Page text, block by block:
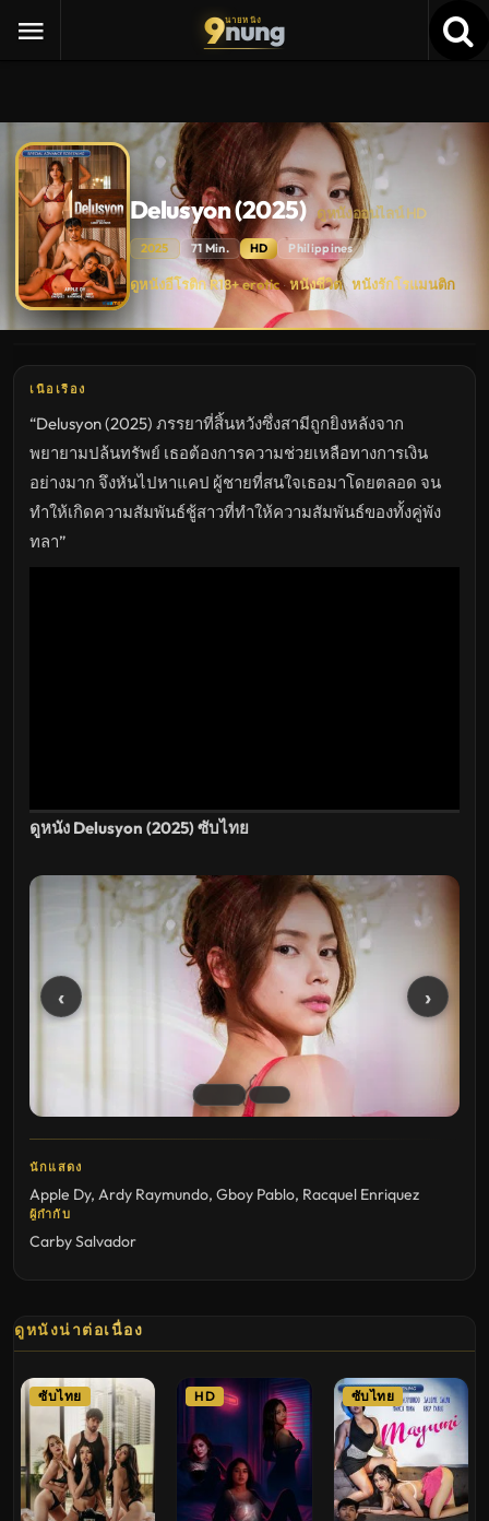
9นายหนัง
nung
Delusyon (2025) ดูหนังออนไลน์ HD
2025 71 Min. HD Philippines
Delusyon
(2025)
หนัง
ไทย
เต็ม
เรื่อง
HD
อัปเดต
ล่าสุด
ดูหนังอีโรติก R18+ erotic · หนังชีวิต · หนังรักโรแมนติก
เนื้อเรื่อง
“Delusyon (2025) ภรรยาที่สิ้นหวังซึ่งสามีถูกยิงหลังจาก
พยายามปล้นทรัพย์ เธอต้องการความช่วยเหลือทางการเงิน
อย่างมาก จึงหันไปหาแคป ผู้ชายที่สนใจเธอมาโดยตลอด จน
ทำให้เกิดความสัมพันธ์ชู้สาวที่ทำให้ความสัมพันธ์ของทั้งคู่พัง
ทลา”
ดูหนัง Delusyon (2025) ซับไทย
‹ ›
นักแสดง
Apple Dy, Ardy Raymundo, Gboy Pablo, Racquel Enriquez
ผู้กำกับ
Carby Salvador
ดูหนังน่าต่อเนื่อง
ซับไทย HD ซับไทย